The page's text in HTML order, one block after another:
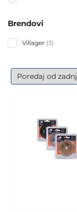
Brendovi
Villager 33